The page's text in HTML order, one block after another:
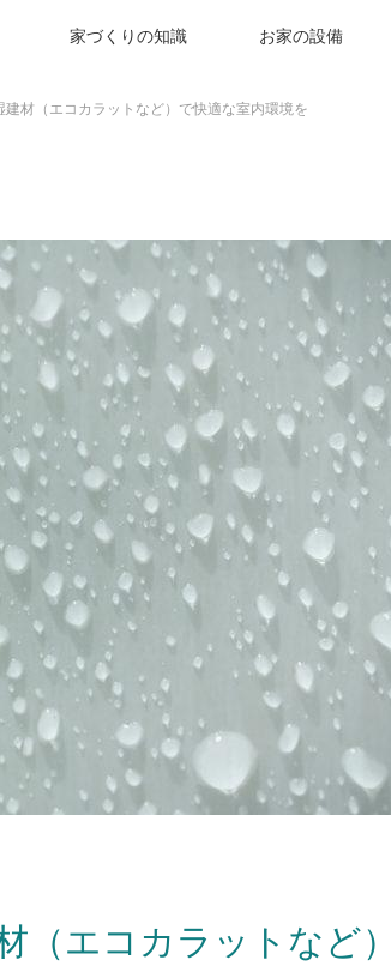
家づくりの知識 お家の設備
材（エコカラットなど）で快適な室内環境を
（エコカラットなど